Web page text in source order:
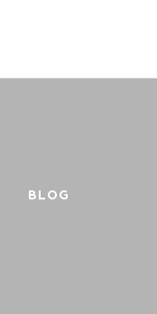
BLOG